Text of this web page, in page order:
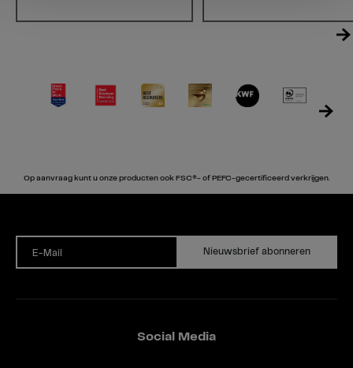
Op aanvraag kunt u onze producten ook FSC®- of PEFC-gecertificeerd verkrijgen.
E-Mail Nieuwsbrief abonneren
Social Media